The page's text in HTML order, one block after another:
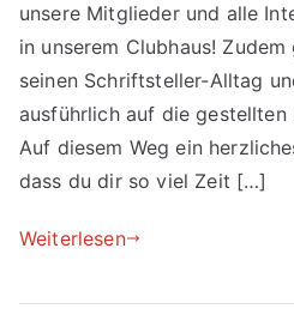
unsere Mitglieder und alle
in unserem Clubhaus!
seinen Schriftsteller-Alltag
ausführlich auf die gestellten
Auf diesem Weg ein
dass du dir so viel Zeit […]
Weiterlesen